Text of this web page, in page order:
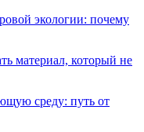
экологии: почему
материал, который не
среду: путь от